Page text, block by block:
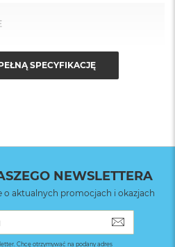
SPECYFIKACJĘ
NEWSLETTERA
aktualnych promocjach i okazjach
Chcę otrzymywać na podany adres